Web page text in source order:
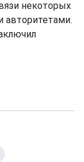
некоторых
авторитетами.